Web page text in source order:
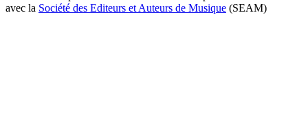
avec la Société des Editeurs et Auteurs de Musique (SEAM)